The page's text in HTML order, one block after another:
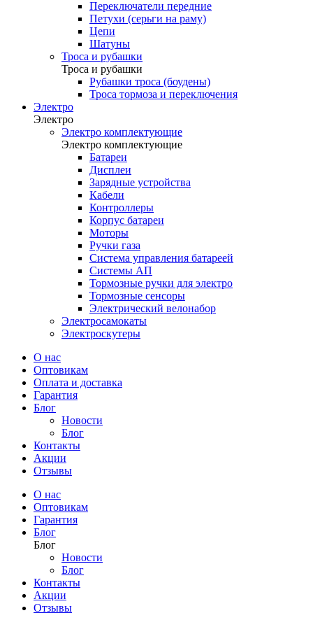
Переключатели передние
Петухи (серьги на раму)
Цепи
Шатуны
Троса и рубашки
Троса и рубашки
Рубашки троса (боудены)
Троса тормоза и переключения
Электро
Электро
Электро комплектующие
Электро комплектующие
Батареи
Дисплеи
Зарядные устройства
Кабели
Контроллеры
Корпус батареи
Моторы
Ручки газа
Система управления батареей
Системы АП
Тормозные ручки для электро
Тормозные сенсоры
Электрический велонабор
Электросамокаты
Электроскутеры
О нас
Оптовикам
Оплата и доставка
Гарантия
Блог
Новости
Блог
Контакты
Акции
Отзывы
О нас
Оптовикам
Гарантия
Блог
Блог
Новости
Блог
Контакты
Акции
Отзывы